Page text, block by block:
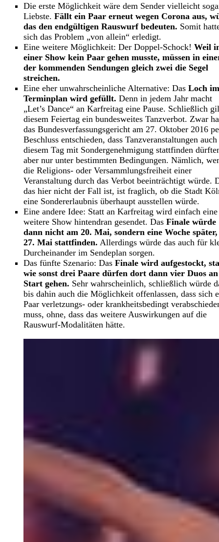
Die erste Möglichkeit wäre dem Sender vielleicht
Liebste. Fällt ein Paar erneut wegen Corona aus,
das den endgültigen Rauswurf bedeuten. Somit
sich das Problem „von allein“ erledigt.
Eine weitere Möglichkeit: Der Doppel-Schock! Weil
einer Show kein Paar gehen musste, müssen in
der kommenden Sendungen gleich zwei die Segel
streichen.
Eine eher unwahrscheinliche Alternative: Das Loch im
Terminplan wird gefüllt. Denn in jedem Jahr macht
„Let’s Dance“ an Karfreitag eine Pause. Schließlich
diesem Feiertag ein bundesweites Tanzverbot. Zwar
das Bundesverfassungsgericht am 27. Oktober 2016
Beschluss entschieden, dass Tanzveranstaltungen auch
diesem Tag mit Sondergenehmigung stattfinden
aber nur unter bestimmten Bedingungen. Nämlich,
die Religions- oder Versammlungsfreiheit einer
Veranstaltung durch das Verbot beeinträchtigt würde.
das hier nicht der Fall ist, ist fraglich, ob die Stadt
eine Sondererlaubnis überhaupt ausstellen würde.
Eine andere Idee: Statt an Karfreitag wird einfach eine
weitere Show hintendran gesendet. Das Finale würde
dann nicht am 20. Mai, sondern eine Woche
27. Mai stattfinden. Allerdings würde das auch für
Durcheinander im Sendeplan sorgen.
Das fünfte Szenario: Das Finale wird aufgestockt,
wie sonst drei Paare dürfen dort dann vier Duos
Start gehen. Sehr wahrscheinlich, schließlich würde
bis dahin auch die Möglichkeit offenlassen, dass sich
Paar verletzungs- oder krankheitsbedingt
muss, ohne, dass das weitere Auswirkungen auf die
Rauswurf-Modalitäten hätte.